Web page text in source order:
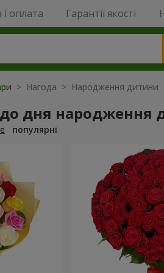
оплата Гарантії якості
> Нагода > Народження дитини
дня народження
популярні